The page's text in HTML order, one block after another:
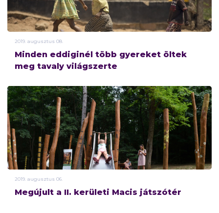
2019. augusztus 08.
Minden eddiginél több gyereket öltek
meg tavaly világszerte
2019. augusztus 06.
Megújult a II. kerületi Macis játszótér